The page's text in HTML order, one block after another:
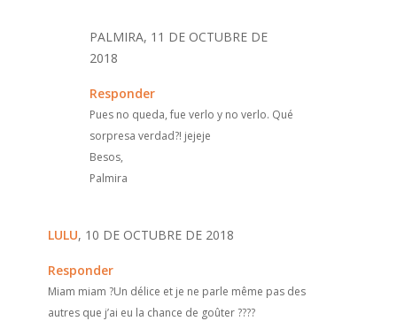
PALMIRA, 11 DE OCTUBRE DE
2018
Responder
Pues no queda, fue verlo y no verlo. Qué
sorpresa verdad?! jejeje
Besos,
Palmira
LULU, 10 DE OCTUBRE DE 2018
Responder
Miam miam ?Un délice et je ne parle même pas des
autres que j’ai eu la chance de goûter ????